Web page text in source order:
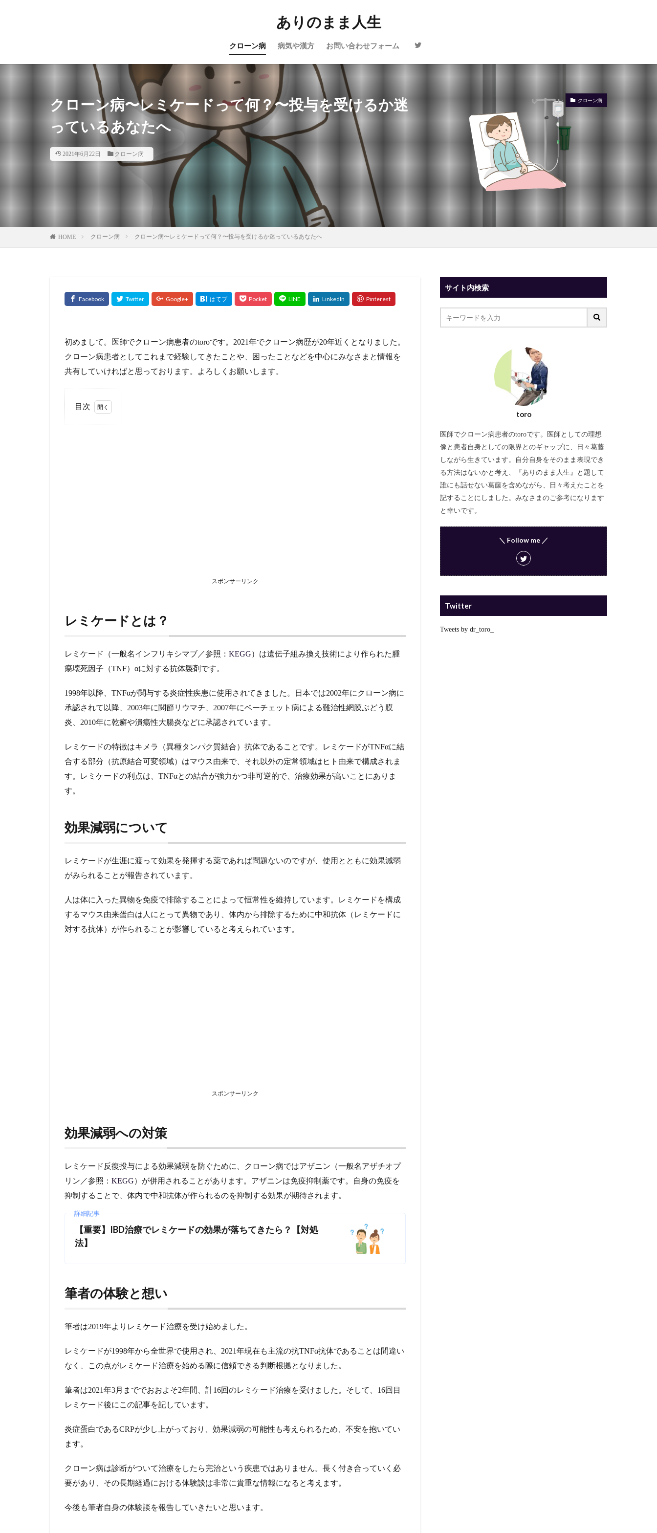
ありのまま人生
クローン病 病気や漢方 お問い合わせフォーム
クローン病〜レミケードって何？〜投与を受けるか迷
っているあなたへ
2021年6月22日 クローン病
クローン病
HOME クローン病 クローン病〜レミケードって何？〜投与を受けるか迷っているあなたへ
初めまして。医師でクローン病患者のtoroです。2021年でクローン病歴が20年近くとなりました。
クローン病患者としてこれまで経験してきたことや、困ったことなどを中心にみなさまと情報を
共有していければと思っております。よろしくお願いします。
目次
弱
対
策
筆
の
と
い
スポンサーリンク
レミケードとは？
レミケード（一般名インフリキシマブ／参照： KEGG）は遺伝子組み換え技術により作られた腫
瘍壊死因子（TNF）αに対する抗体製剤です。
1998年以降、TNFαが関与する炎症性疾患に使用されてきました。日本では2002年にクローン病に
承認されて以降、2003年に関節リウマチ、2007年にベーチェット病による難治性網膜ぶどう膜
炎、2010年に乾癬や潰瘍性大腸炎などに承認されています。
レミケードの特徴はキメラ（異種タンパク質結合）抗体であることです。レミケードがTNFαに結
合する部分（抗原結合可変領域）はマウス由来で、それ以外の定常領域はヒト由来で構成されま
す。レミケードの利点は、TNFαとの結合が強力かつ非可逆的で、治療効果が高いことにありま
す。
効果減弱について
レミケードが生涯に渡って効果を発揮する薬であれば問題ないのですが、使用とともに効果減弱
がみられることが報告されています。
人は体に入った異物を免疫で排除することによって恒常性を維持しています。レミケードを構成
するマウス由来蛋白は人にとって異物であり、体内から排除するために中和抗体（レミケードに
対する抗体）が作られることが影響していると考えられています。
スポンサーリンク
効果減弱への対策
レミケード反復投与による効果減弱を防ぐために、クローン病ではアザニン（一般名アザチオプ
リン／参照： KEGG）が併用されることがあります。アザニンは免疫抑制薬です。自身の免疫を
抑制することで、体内で中和抗体が作られるのを抑制する効果が期待されます。
詳細記事
【重要】IBD治療でレミケードの効果が落ちてきたら？【対処
法】
筆者の体験と想い
筆者は2019年よりレミケード治療を受け始めました。
レミケードが1998年から全世界で使用され、2021年現在も主流の抗TNFα抗体であることは間違い
なく、この点がレミケード治療を始める際に信頼できる判断根拠となりました。
筆者は2021年3月まででおおよそ2年間、計16回のレミケード治療を受けました。そして、16回目
レミケード後にこの記事を記しています。
炎症蛋白であるCRPが少し上がっており、効果減弱の可能性も考えられるため、不安を抱いてい
ます。
クローン病は診断がついて治療をしたら完治という疾患ではありません。長く付き合っていく必
要があり、その長期経過における体験談は非常に貴重な情報になると考えます。
今後も筆者自身の体験談を報告していきたいと思います。
サイト内検索
toro
医師でクローン病患者のtoroです。医師としての理想
像と患者自身としての限界とのギャップに、日々葛藤
しながら生きています。自分自身をそのまま表現でき
る方法はないかと考え、『ありのまま人生』と題して
誰にも話せない葛藤を含めながら、日々考えたことを
記することにしました。みなさまのご参考になります
と幸いです。
＼ Follow me ／
Twitter
Tweets by dr_toro_